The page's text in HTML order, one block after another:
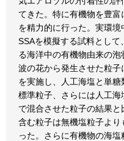
てきた。特に有機物を豊
を精力的に行った。実環
SSAを模擬する試料とし
る海洋中の有機物由来の泡
波の花から発生させた粒
を実施し、人工海塩と単
標準粒子、さらには人工
で混合させた粒子の結果
含む粒子は無機塩粒子よ
った。さらに有機物の海